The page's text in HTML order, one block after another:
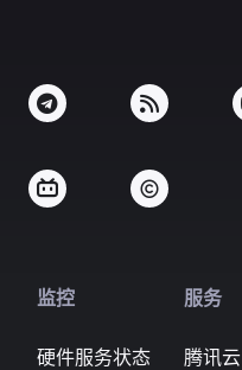
微信
监控
硬件服务状态
服务
腾讯云